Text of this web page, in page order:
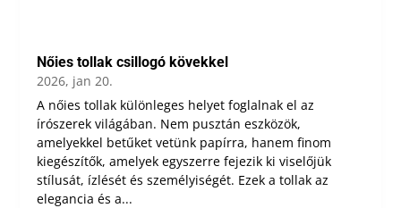
Nőies tollak csillogó kövekkel
2026, jan 20.
A nőies tollak különleges helyet foglalnak el az
írószerek világában. Nem pusztán eszközök,
amelyekkel betűket vetünk papírra, hanem finom
kiegészítők, amelyek egyszerre fejezik ki viselőjük
stílusát, ízlését és személyiségét. Ezek a tollak az
elegancia és a...